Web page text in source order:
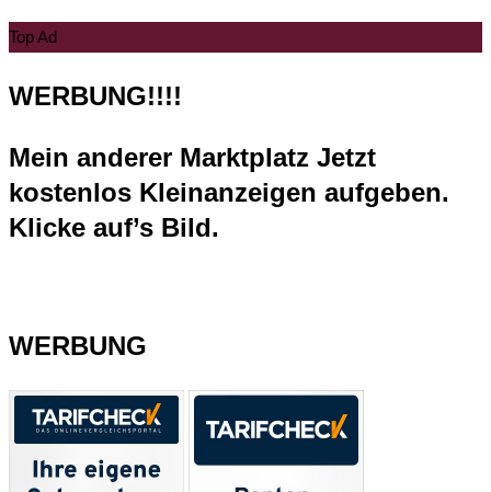
Top Ad
WERBUNG!!!!
Mein anderer Marktplatz Jetzt
kostenlos Kleinanzeigen aufgeben.
Klicke auf’s Bild.
WERBUNG